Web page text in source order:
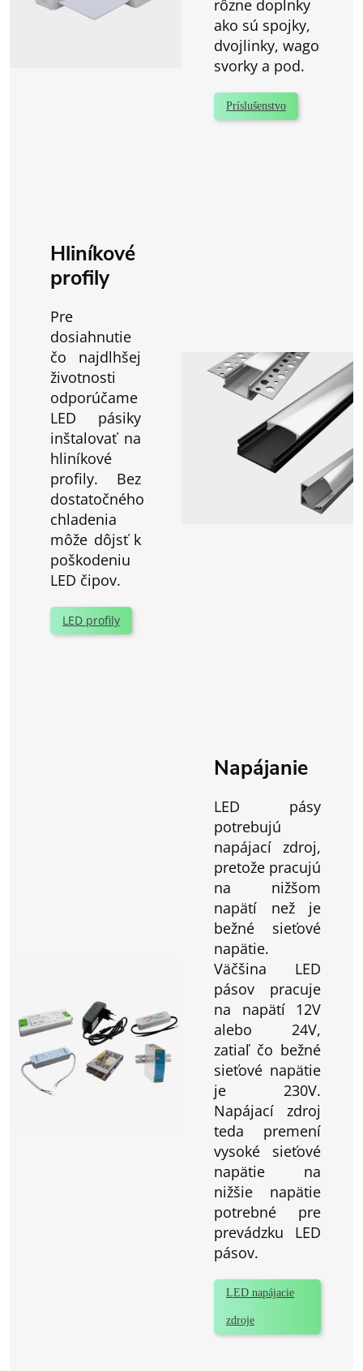
rôzne doplnky
ako sú spojky,
dvojlinky, wago
svorky a pod.
Príslušenstvo
Hliníkové
profily
Pre
dosiahnutie
čo najdlhšej
životnosti
odporúčame
LED pásiky
inštalovať na
hliníkové
profily. Bez
dostatočného
chladenia
môže dôjsť k
poškodeniu
LED čipov.
LED profily
Napájanie
LED pásy
potrebujú
napájací zdroj,
pretože pracujú
na nižšom
napätí než je
bežné sieťové
napätie.
Väčšina LED
pásov pracuje
na napätí 12V
alebo 24V,
zatiaľ čo bežné
sieťové napätie
je 230V.
Napájací zdroj
teda premení
vysoké sieťové
napätie na
nižšie napätie
potrebné pre
prevádzku LED
pásov.
LED napájacie
zdroje